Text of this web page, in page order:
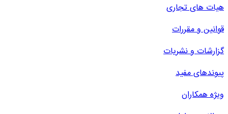
هیات های تجاری
قوانین و مقررات
گزارشات و نشریات
پیوندهای مفید
ویژه همکاران